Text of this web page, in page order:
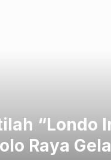
“Londo
Raya